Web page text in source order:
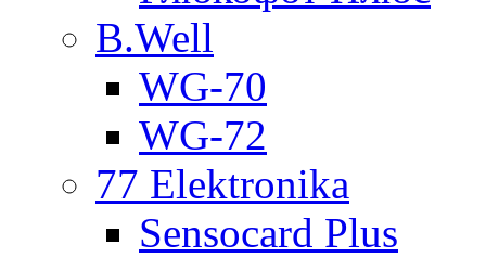
B.Well
WG-70
WG-72
77 Elektronika
Sensocard Plus